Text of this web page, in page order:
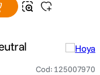
Cod: 125007970